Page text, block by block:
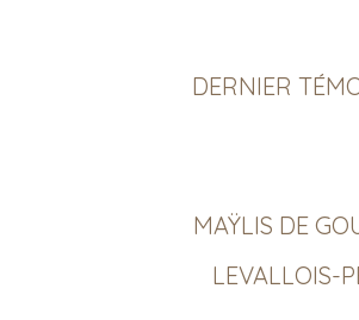
DERNIER
MAŸLIS DE
LEVALLOIS-